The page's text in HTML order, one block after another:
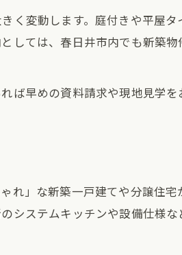
く変動します。庭付きや平屋タ
しては、春日井市内でも新築
ば早めの資料請求や現地見学を
れ」な新築一戸建てや分譲住
システムキッチンや設備仕様な